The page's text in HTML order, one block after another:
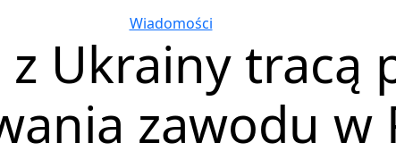
Categories
Wiadomości
z Ukrainy tracą
zawodu w